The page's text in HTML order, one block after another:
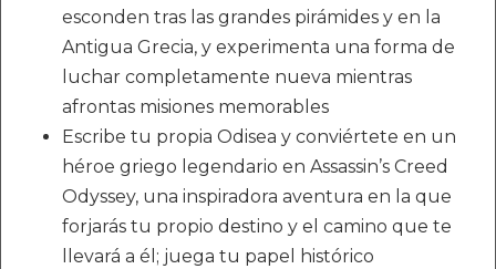
esconden tras las grandes pirámides y en la
Antigua Grecia, y experimenta una forma de
luchar completamente nueva mientras
afrontas misiones memorables
Escribe tu propia Odisea y conviértete en un
héroe griego legendario en Assassin’s Creed
Odyssey, una inspiradora aventura en la que
forjarás tu propio destino y el camino que te
llevará a él; juega tu papel histórico